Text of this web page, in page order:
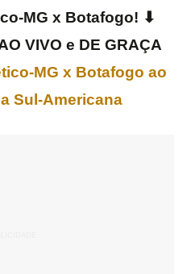
MG x Botafogo! ⬇
VIVO e DE GRAÇA